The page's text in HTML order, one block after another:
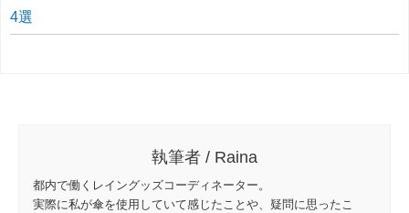
4選
執筆者 / Raina
都内で働くレイングッズコーディネーター。
実際に私が傘を使用していて感じたことや、疑問に思ったこ